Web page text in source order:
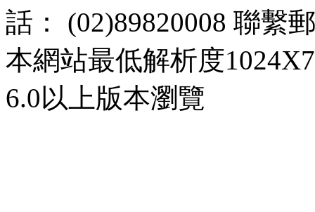
話： (02)89820008 聯繫
本網站最低解析度
6.0以上版本瀏覽